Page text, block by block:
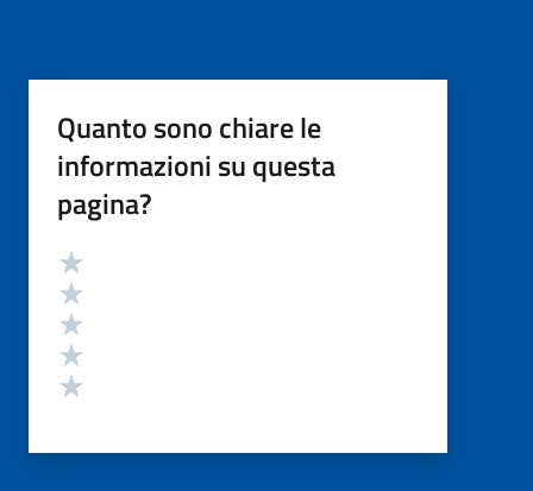
Quanto sono chiare le
informazioni su questa
pagina?
Valutazione